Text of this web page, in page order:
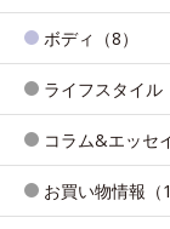
ボディ（8）
ライフスタイル
コラム&エッセ
お買い物情報（